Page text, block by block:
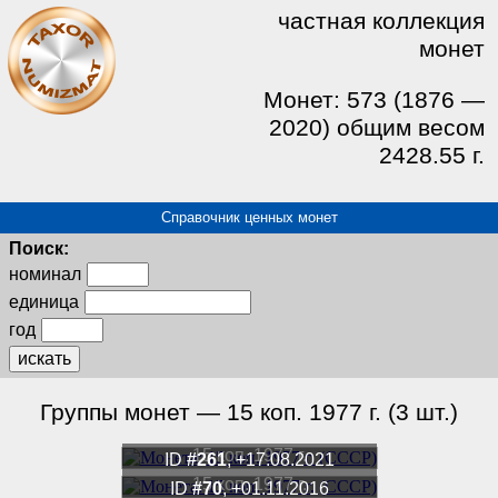
частная коллекция
монет
Монет: 573 (1876 —
2020) общим весом
2428.55 г.
Справочник ценных монет
Поиск:
номинал
единица
год
искать
Группы монет — 15 коп. 1977 г. (3 шт.)
15 коп. 1977 г.
ID#261, +17.08.2021
15 коп. 1977 г.
ID#70, +01.11.2016